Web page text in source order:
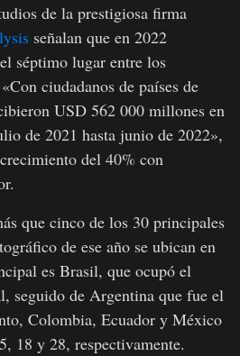
de la prestigiosa firma
señalan que en 2022
séptimo lugar entre los
ciudadanos de países de
USD 562 000 millones en
de 2021 hasta junio de 2022»,
del 40% con
que cinco de los 30 principales
de ese año se ubican en
es Brasil, que ocupó el
seguido de Argentina que fue el
Colombia, Ecuador y México
18 y 28, respectivamente.